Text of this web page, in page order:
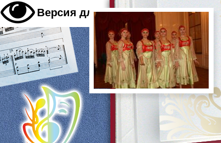
Версия для слабовидящих A A A